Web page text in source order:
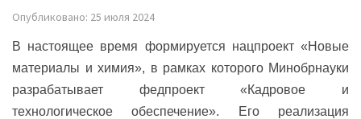
Опубликовано: 25 июля 2024
В настоящее время формируется нацпроект «Новые
материалы и химия», в рамках которого Минобрнауки
разрабатывает федпроект «Кадровое и
технологическое обеспечение». Его реализация